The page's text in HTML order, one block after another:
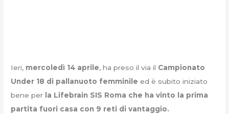
Ieri, mercoledì 14 aprile, ha preso il via il Campionato
Under 18 di pallanuoto femminile ed è subito iniziato
bene per la Lifebrain SIS Roma che ha vinto la prima
partita fuori casa con 9 reti di vantaggio.